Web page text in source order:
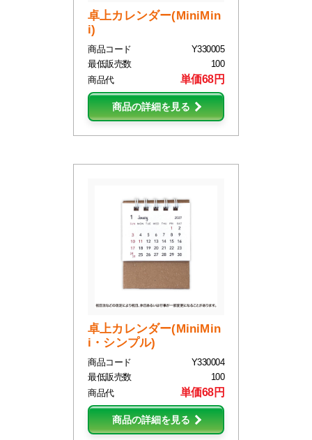
卓上カレンダー(MiniMin
i)
商品コード
Y330005
最低販売数
100
商品代
単価68円
商品の詳細を見る
卓上カレンダー(MiniMin
i・シンプル)
商品コード
Y330004
最低販売数
100
商品代
単価68円
商品の詳細を見る